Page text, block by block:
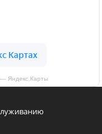
Яндекс.Карты